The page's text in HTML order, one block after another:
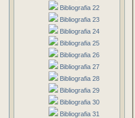
Bibliografia 22
Bibliografia 23
Bibliografia 24
Bibliografia 25
Bibliografia 26
Bibliografia 27
Bibliografia 28
Bibliografia 29
Bibliografia 30
Bibliografia 31